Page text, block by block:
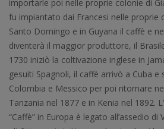
importarle poi nelle proprie colonie di
fu impiantato dai Francesi nelle proprie
Santo Domingo e in Guyana il caffè e
diventerà il maggior produttore, il
1730 iniziò la coltivazione inglese in
gesuiti Spagnoli, il caffè arrivò a Cuba e
Colombia e Messico per poi ritornare
Tanzania nel 1877 e in Kenia nel 1892.
“Caffè” in Europa è legato all’assedio di